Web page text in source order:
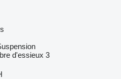
d'essieux 3